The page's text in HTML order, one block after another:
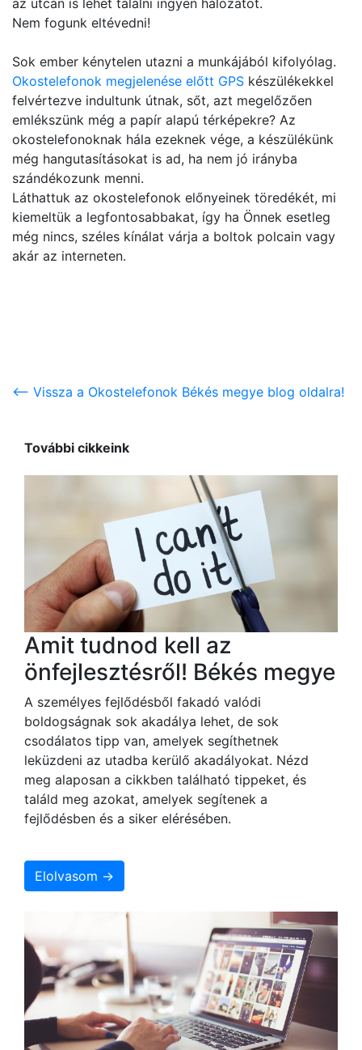
az utcán is lehet találni ingyen hálózatot.
Nem fogunk eltévedni!
Sok ember kénytelen utazni a munkájából kifolyólag.
Okostelefonok megjelenése előtt GPS készülékekkel
felvértezve indultunk útnak, sőt, azt megelőzően
emlékszünk még a papír alapú térképekre? Az
okostelefonoknak hála ezeknek vége, a készülékünk
még hangutasításokat is ad, ha nem jó irányba
szándékozunk menni.
Láthattuk az okostelefonok előnyeinek töredékét, mi
kiemeltük a legfontosabbakat, így ha Önnek esetleg
még nincs, széles kínálat várja a boltok polcain vagy
akár az interneten.
<-- Vissza a Okostelefonok Békés megye blog oldalra!
További cikkeink
Amit tudnod kell az
önfejlesztésről! Békés megye
A személyes fejlődésből fakadó valódi
boldogságnak sok akadálya lehet, de sok
csodálatos tipp van, amelyek segíthetnek
leküzdeni az utadba kerülő akadályokat. Nézd
meg alaposan a cikkben található tippeket, és
találd meg azokat, amelyek segítenek a
fejlődésben és a siker elérésében.
Elolvasom →